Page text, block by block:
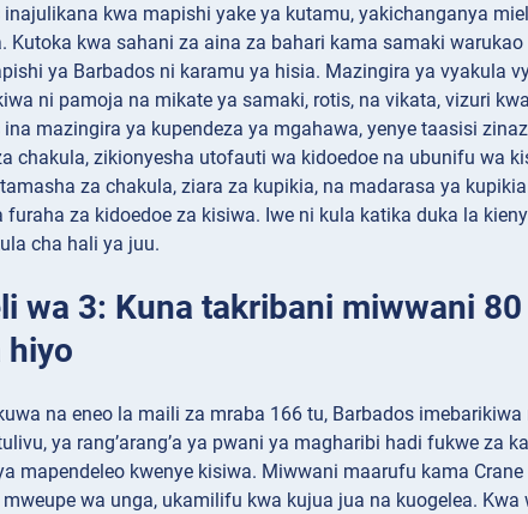
inajulikana kwa mapishi yake ya kutamu, yakichanganya
Kutoka kwa sahani za aina za bahari kama samaki
ya Barbados ni karamu ya hisia. Mazingira ya vyakula
ni pamoja na mikate ya samaki, rotis, na vikata, vizuri
ina mazingira ya kupendeza ya mgahawa, yenye taasisi
chakula, zikionyesha utofauti wa kidoedoe na ubunifu wa
za chakula, ziara za kupikia, na madarasa ya
furaha za kidoedoe za kisiwa. Iwe ni kula katika duka la
cha hali ya juu.
wa 3: Kuna takribani miwwani
hiyo
na eneo la maili za mraba 166 tu, Barbados
ya rang’arang’a ya pwani ya magharibi hadi fukwe za
mapendeleo kwenye kisiwa. Miwwani maarufu kama
wa unga, ukamilifu kwa kujua jua na kuogelea.